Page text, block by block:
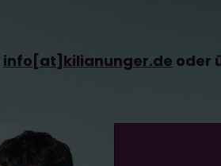
info[at]kilianunger.de oder